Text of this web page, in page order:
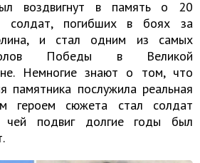
воздвигнут в память о 20
солдат, погибших в боях за
и стал одним из самых
Победы в Великой
Немногие знают о том, что
памятника послужила реальная
героем сюжета стал солдат
чей подвиг долгие годы был